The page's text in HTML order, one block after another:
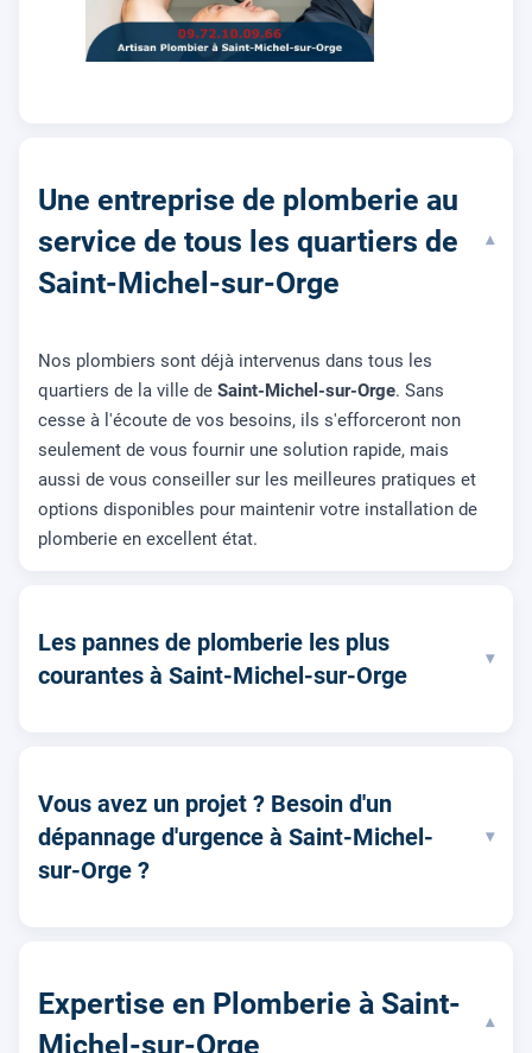
Une entreprise de plomberie au
service de tous les quartiers de
Saint-Michel-sur-Orge
▾
Nos plombiers sont déjà intervenus dans tous les
quartiers de la ville de Saint-Michel-sur-Orge. Sans
cesse à l'écoute de vos besoins, ils s'efforceront non
seulement de vous fournir une solution rapide, mais
aussi de vous conseiller sur les meilleures pratiques et
options disponibles pour maintenir votre installation de
plomberie en excellent état.
Les pannes de plomberie les plus
courantes à Saint-Michel-sur-Orge
▾
Vous avez un projet ? Besoin d'un
dépannage d'urgence à Saint-Michel-
sur-Orge ?
▾
Expertise en Plomberie à Saint-
Michel-sur-Orge
▾